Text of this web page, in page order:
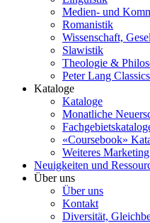
Medien- und
Romanistik
Wissenschaft,
Slawistik
Theologie &
Peter Lang Classics
Kataloge
Kataloge
Monatliche
«Coursebook»
Weiteres
Neuigkeiten und
Über uns
Über uns
Kontakt
Diversität,